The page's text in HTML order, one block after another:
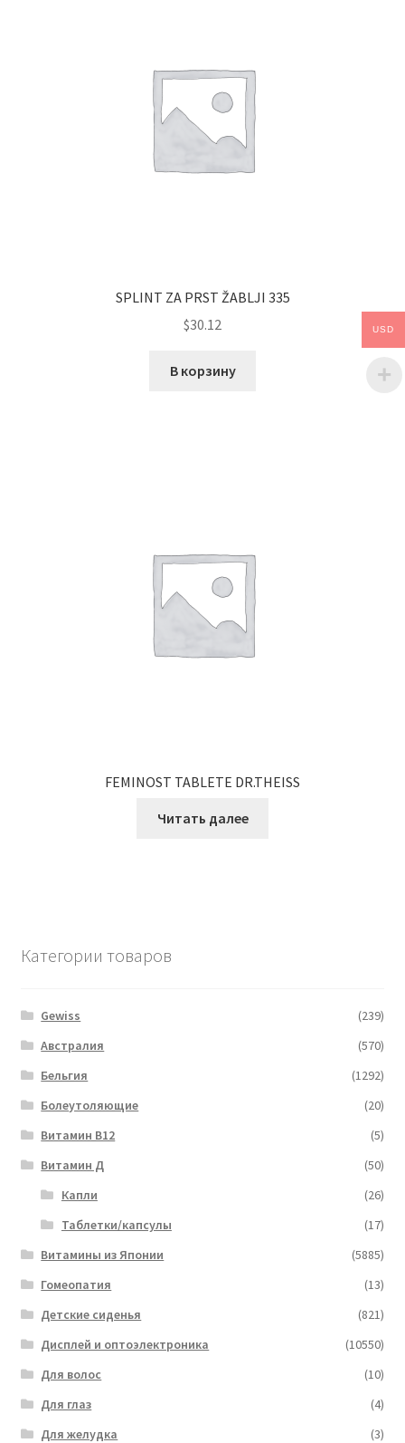
SPLINT ZA PRST ŽABLJI 335
$30.12
В корзину
FEMINOST TABLETE DR.THEISS
Читать далее
Категории товаров
Gewiss
(239)
Австралия
(570)
Бельгия
(1292)
Болеутоляющие
(20)
Витамин B12
(5)
Витамин Д
(50)
Капли
(26)
Таблетки/капсулы
(17)
Витамины из Японии
(5885)
Гомеопатия
(13)
Детские сиденья
(821)
Дисплей и оптоэлектроника
(10550)
Для волос
(10)
Для глаз
(4)
Для желудка
(3)
USD